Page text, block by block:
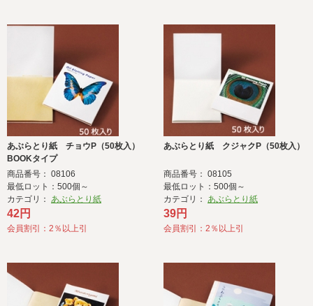
あぶらとり紙 チョウP（50枚入）
BOOKタイプ
商品番号： 08106
最低ロット：500個～
カテゴリ： あぶらとり紙
42円
会員割引：2％以上引
あぶらとり紙 クジャクP（50枚入）
商品番号： 08105
最低ロット：500個～
カテゴリ： あぶらとり紙
39円
会員割引：2％以上引